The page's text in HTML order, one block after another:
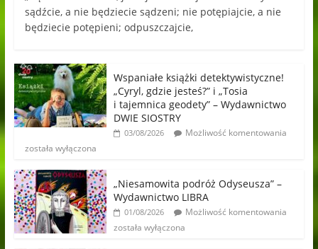
sądźcie, a nie będziecie sądzeni; nie potępiajcie, a nie
będziecie potępieni; odpuszczajcie,
Wspaniałe książki detektywistyczne!
„Cyryl, gdzie jesteś?” i „Tosia
i tajemnica geodety” – Wydawnictwo
DWIE SIOSTRY
03/08/2026
Możliwość komentowania
została wyłączona
„Niesamowita podróż Odyseusza” –
Wydawnictwo LIBRA
01/08/2026
Możliwość komentowania
została wyłączona